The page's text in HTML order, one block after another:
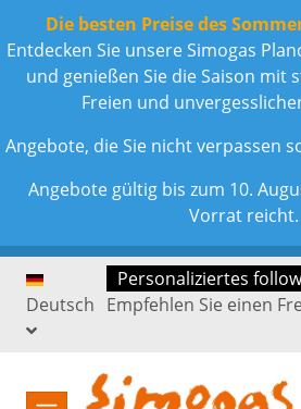
Die besten Preise des
Entdecken Sie unsere Simogas
und genießen Sie die Saison mit
Freien und
Angebote, die Sie nicht verpassen
Angebote gültig bis zum 10.
Vorrat reicht.
Deutsch
Personaliziertes
Empfehlen Sie einen